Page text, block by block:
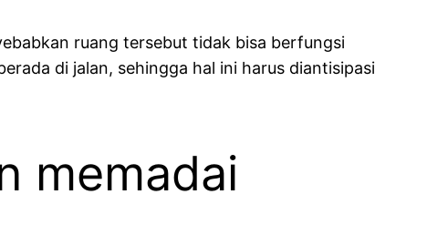
ruang tersebut tidak bisa berfungsi
di jalan, sehingga hal ini harus diantisipasi
memadai